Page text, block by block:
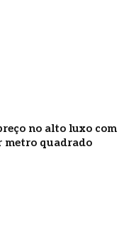
no alto luxo com
metro quadrado